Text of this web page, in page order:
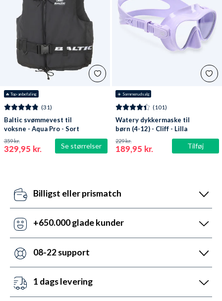
🔥 Top-anbefaling
Se størrelser
(31)
Baltic svømmevest til
voksne - Aqua Pro - Sort
329,95 kr.
359 kr.
☀️ Sommerudsalg
Tilføj
(101)
Watery dykkermaske til
børn (4-12) - Cliff - Lilla
189,95 kr.
229 kr.
Billigst eller prismatch
Vores pris-robotter opdaterer dagligt alle vores
priser ift. konkurrenterne. Misser de, så udnyt vores
+650.000 glade kunder
Med +6 år i markedet, så har vi hjulpet flere end
nogen andre med udstyr til vandsport. Heldigvis kan
08-22 support
Vi er sat i verden for at hjælpe. Derfor er vores
kundeservice åben mandag til fredag fra 08 til 22.
1 dags levering
Det kan du opnå ved bestilling før kl. 22:00 alle ugens